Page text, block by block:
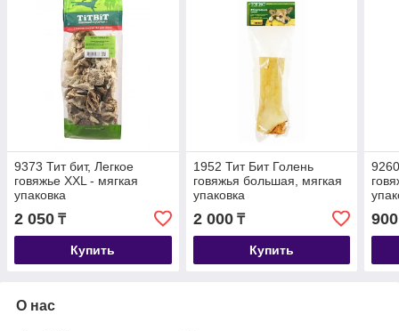
9373 Тит бит, Легкое
говяжье XXL - мягкая
упаковка
2 050 ₸
Купить
1952 Тит Бит Голень
говяжья большая, мягкая
упаковка
2 000₸
Купить
900
О нас